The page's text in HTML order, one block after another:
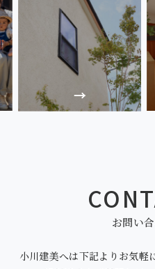
お問い
小川建美へは下記より お気軽